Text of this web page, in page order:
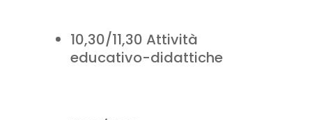
10,30/11,30 Attività
educativo-didattiche